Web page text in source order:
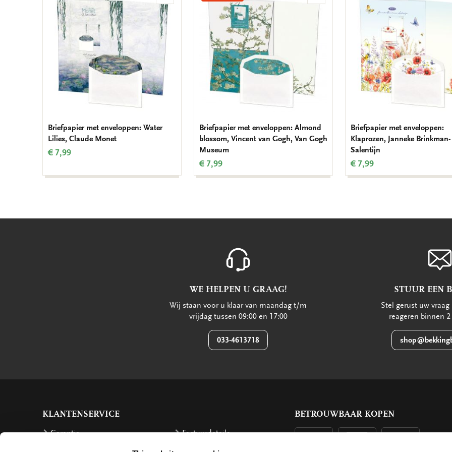
aan
verlanglijst
Briefpapier met enveloppen: Water
Lilies, Claude Monet
€ 7,99
aan
verlanglijst
Briefpapier met enveloppen: Almond
blossom, Vincent van Gogh, Van Gogh
Museum
€ 7,99
Briefpapier met enveloppen:
Klaprozen, Janneke Brinkman-
Salentijn
€ 7,99
WE HELPEN U GRAAG!
Wij staan voor u klaar van maandag t/m
vrijdag tussen 09:00 en 17:00
033-4613718
STUUR EEN
Stel gerust uw
reageren binnen
KLANTENSERVICE
Garantie
Factuurdetails
Terugbetaling
BETROUWBAAR KOPEN